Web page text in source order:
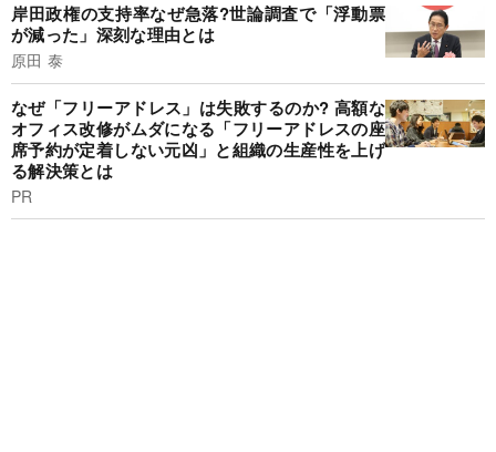
岸田政権の支持率なぜ急落?世論調査で「浮動票
が減った」深刻な理由とは
原田 泰
なぜ「フリーアドレス」は失敗するのか? 高額な
オフィス改修がムダになる「フリーアドレスの座
席予約が定着しない元凶」と組織の生産性を上げ
る解決策とは
PR